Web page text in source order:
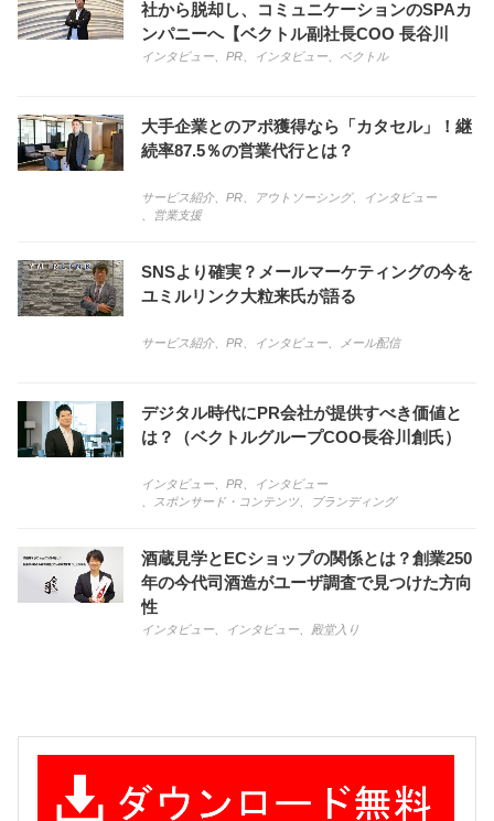
社から脱却し、コミュニケーションのSPAカ
ンパニーへ【ベクトル副社長COO 長谷川
創】
インタビュー PR インタビュー ベクトル
大手企業とのアポ獲得なら「カタセル」！継
続率87.5％の営業代行とは？
サービス紹介、 PR アウトソーシング、
インタビュー
営業支援
SNSより確実？メールマーケティングの今を
ユミルリンク大粒来氏が語る
サービス紹介、 PR インタビュー メール配信
デジタル時代にPR会社が提供すべき価値と
は？（ベクトルグループCOO長谷川創氏）
インタビュー PR
インタビュー
スポンサード・コンテンツ、 ブランディング
酒蔵見学とECショップの関係とは？創業250
年の今代司酒造がユーザ調査で見つけた方向
性
インタビュー インタビュー 殿堂入り